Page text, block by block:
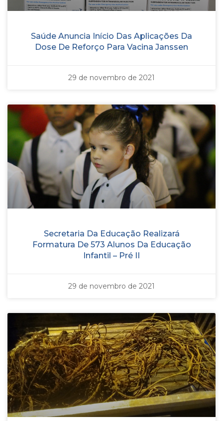
Saúde Anuncia Início Das Aplicações Da
Dose De Reforço Para Vacina Janssen
29 de novembro de 2021
Secretaria Da Educação Realizará
Formatura De 573 Alunos Da Educação
Infantil – Pré II
29 de novembro de 2021